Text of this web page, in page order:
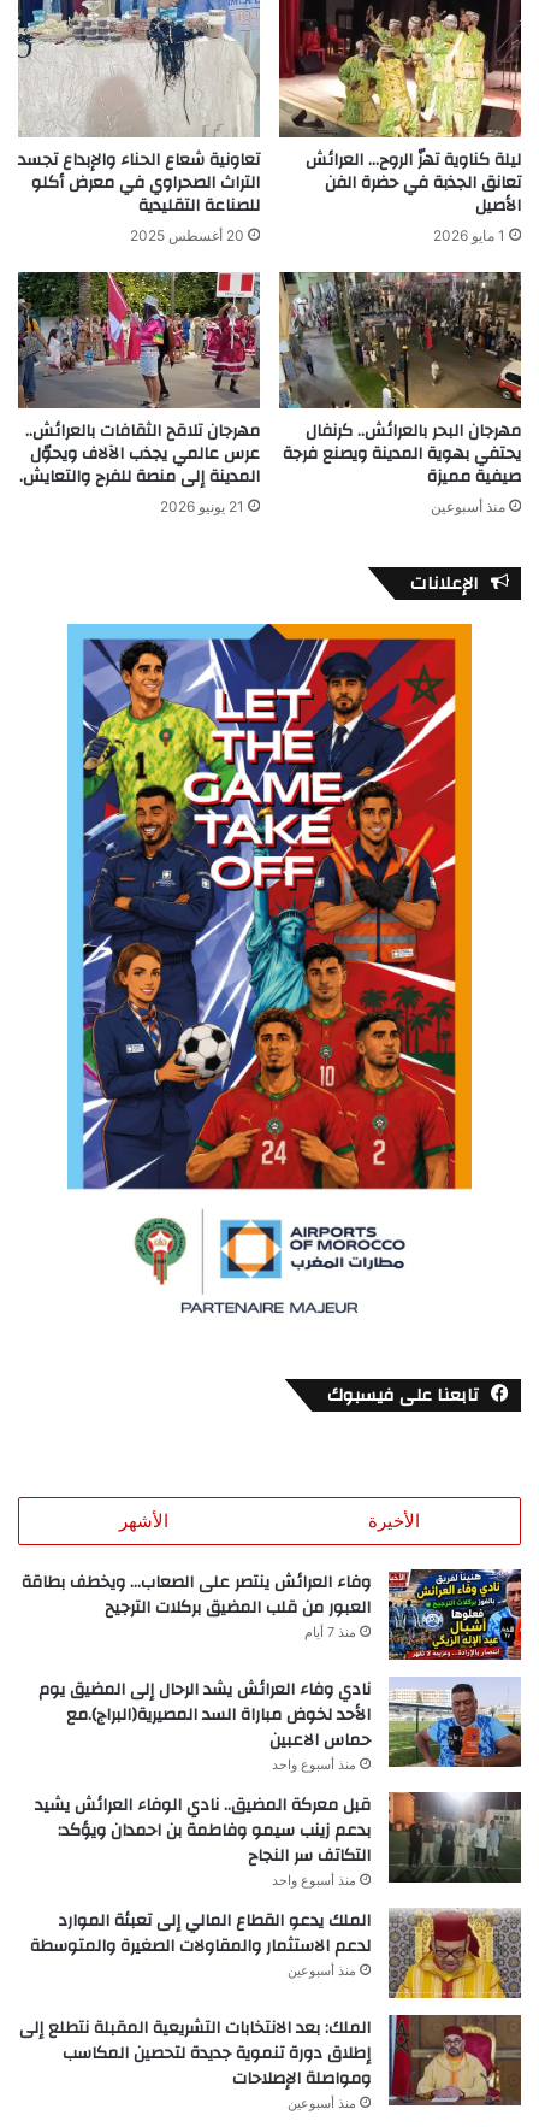
ليلة كناوية تهزّ الروح… العرائش
تعانق الجذبة في حضرة الفن
الأصيل
1 مايو 2026
تعاونية شعاع الحناء والإبداع تجسد
التراث الصحراوي في معرض أكلو
للصناعة التقليدية
20 أغسطس 2025
مهرجان البحر بالعرائش.. كرنفال
يحتفي بهوية المدينة ويصنع فرجة
صيفية مميزة
منذ أسبوعين
مهرجان تلاقح الثقافات بالعرائش..
عرس عالمي يجذب الآلاف ويحوّل
المدينة إلى منصة للفرح والتعايش.
21 يونيو 2026
الإعلانات
تابعنا على فيسبوك
الأخيرة الأشهر
وفاء العرائش ينتصر على الصعاب… ويخطف بطاقة
العبور من قلب المضيق بركلات الترجيح
منذ 7 أيام
نادي وفاء العرائش يشد الرحال إلى المضيق يوم
الأحد لخوض مباراة السد المصيرية(البراج).مع
حماس الاعبين
منذ أسبوع واحد
قبل معركة المضيق.. نادي الوفاء العرائش يشيد
بدعم زينب سيمو وفاطمة بن احمدان ويؤكد:
التكاتف سر النجاح
منذ أسبوع واحد
الملك يدعو القطاع المالي إلى تعبئة الموارد
لدعم الاستثمار والمقاولات الصغيرة والمتوسطة
منذ أسبوعين
الملك: بعد الانتخابات التشريعية المقبلة نتطلع إلى
إطلاق دورة تنموية جديدة لتحصين المكاسب
ومواصلة الإصلاحات
منذ أسبوعين